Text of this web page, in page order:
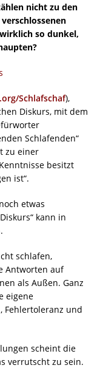
nicht zu den
so dunkel,
Schlafschaf),
Diskurs, mit dem
Schlafenden“
zu einer
besitzt
ist“.
etwas
kann in
schlafen,
Antworten auf
als Außen. Ganz
eigene
Fehlertoleranz und
scheint die
verrutscht zu sein.